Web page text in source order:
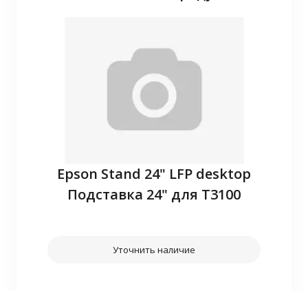
Epson Stand 24" LFP desktop
Подставка 24" для T3100
Уточнить наличие